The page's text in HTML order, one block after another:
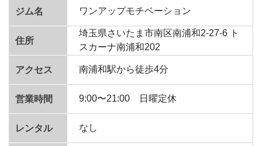
ジム名 ワンアップモチベーション
住所
埼玉県さいたま市南区南浦和2-27-6 ト
スカーナ南浦和202
アクセス 南浦和駅から徒歩4分
営業時間 9:00〜21:00 日曜定休
レンタル なし